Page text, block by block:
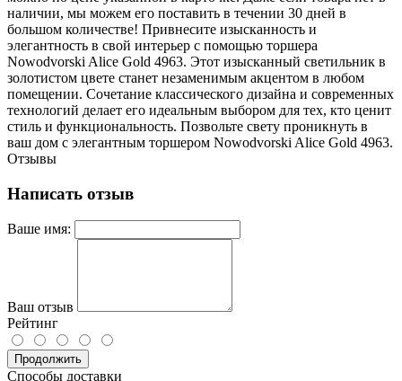
наличии, мы можем его поставить в течении 30 дней в
большом количестве! Привнесите изысканность и
элегантность в свой интерьер с помощью торшера
Nowodvorski Alice Gold 4963. Этот изысканный светильник в
золотистом цвете станет незаменимым акцентом в любом
помещении. Сочетание классического дизайна и современных
технологий делает его идеальным выбором для тех, кто ценит
стиль и функциональность. Позвольте свету проникнуть в
ваш дом с элегантным торшером Nowodvorski Alice Gold 4963.
Отзывы
Написать отзыв
Ваше имя:
Ваш отзыв
Рейтинг
Продолжить
Способы доставки